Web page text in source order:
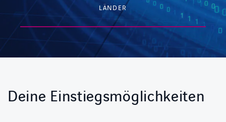
LÄNDER
Deine Einstiegsmöglichkeiten